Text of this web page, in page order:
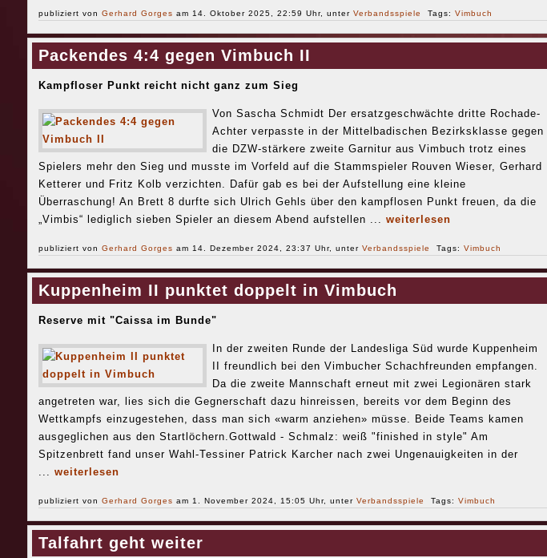
publiziert von Gerhard Gorges am 14. Oktober 2025, 22:59 Uhr, unter Verbandsspiele Tags: Vimbuch
Packendes 4:4 gegen Vimbuch II
Kampfloser Punkt reicht nicht ganz zum Sieg
Von Sascha Schmidt Der ersatzgeschwächte dritte Rochade-
Achter verpasste in der Mittelbadischen Bezirksklasse gegen
die DZW-stärkere zweite Garnitur aus Vimbuch trotz eines
Spielers mehr den Sieg und musste im Vorfeld auf die Stammspieler Rouven Wieser, Gerhard
Ketterer und Fritz Kolb verzichten. Dafür gab es bei der Aufstellung eine kleine
Überraschung! An Brett 8 durfte sich Ulrich Gehls über den kampflosen Punkt freuen, da die
„Vimbis“ lediglich sieben Spieler an diesem Abend aufstellen ... weiterlesen
publiziert von Gerhard Gorges am 14. Dezember 2024, 23:37 Uhr, unter Verbandsspiele Tags: Vimbuch
Kuppenheim II punktet doppelt in Vimbuch
Reserve mit "Caissa im Bunde"
In der zweiten Runde der Landesliga Süd wurde Kuppenheim
II freundlich bei den Vimbucher Schachfreunden empfangen.
Da die zweite Mannschaft erneut mit zwei Legionären stark
angetreten war, lies sich die Gegnerschaft dazu hinreissen, bereits vor dem Beginn des
Wettkampfs einzugestehen, dass man sich «warm anziehen» müsse. Beide Teams kamen
ausgeglichen aus den Startlöchern.Gottwald - Schmalz: weiß "finished in style" Am
Spitzenbrett fand unser Wahl-Tessiner Patrick Karcher nach zwei Ungenauigkeiten in der
... weiterlesen
publiziert von Gerhard Gorges am 1. November 2024, 15:05 Uhr, unter Verbandsspiele Tags: Vimbuch
Talfahrt geht weiter